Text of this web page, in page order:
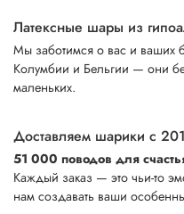
Латексные шары из
Мы заботимся о вас и ваших
Колумбии и Бельгии — они
маленьких.
Доставляем шарики с
51 000 поводов для
Каждый заказ — это чьи-то
нам создавать ваши